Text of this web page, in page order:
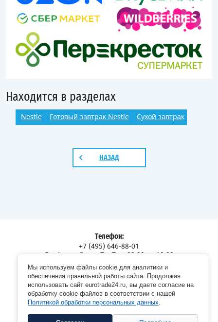
Мы используем файлы cookie для аналитики и
обеспечения правильной работы сайта. Продолжая
использовать сайт eurotrade24.ru, вы даете согласие на
обработку cookie-файлов в соответствии с нашей
Политикой обработки персональных данных.
Находится в разделах
Nestle Готовый завтрак Nestle Сухой завтрак
НАЗАД
Телефон:
+7 (495) 646-88-01
График работы: Пн-Пт с 09:00 до 18:00
Адрес:
Московская обл., г. Долгопрудный, Дорожный пр., 12